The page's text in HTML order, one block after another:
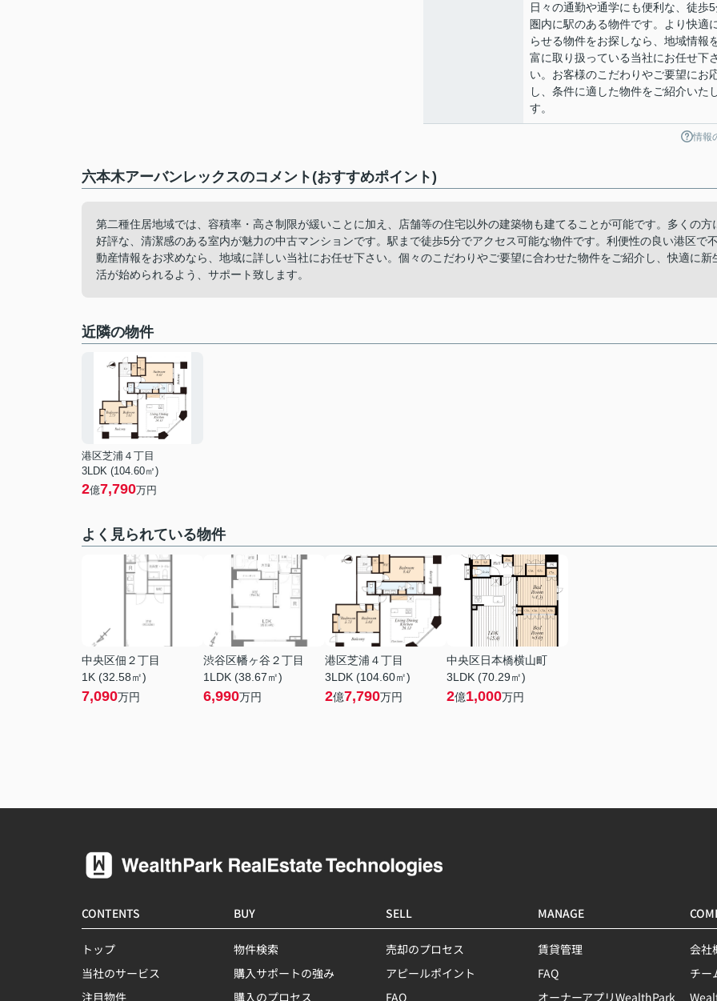
日々の通勤や通学にも便利な、徒歩
圏内に駅のある物件です。より快適
らせる物件をお探しなら、地域情報
富に取り扱っている当社にお任せ下
い。お客様のこだわりやご要望にお
し、条件に適した物件をご紹介いた
す。
情報
六本木アーバンレックスのコメント(おすすめポイント)
第二種住居地域では、容積率・高さ制限が緩いことに加え、店舗等の住宅以外の建築物も建てることが可能です。多くの方
好評な、清潔感のある室内が魅力の中古マンションです。駅まで徒歩5分でアクセス可能な物件です。利便性の良い港区で
動産情報をお求めなら、地域に詳しい当社にお任せ下さい。個々のこだわりやご要望に合わせた物件をご紹介し、快適に新
活が始められるよう、サポート致します。
近隣の物件
港区芝浦４丁目
3LDK (104.60㎡)
2億7,790万円
よく見られている物件
中央区佃２丁目
1K (32.58㎡)
7,090万円
渋谷区幡ヶ谷２丁目
1LDK (38.67㎡)
6,990万円
港区芝浦４丁目
3LDK (104.60㎡)
2億7,790万円
中央区日本橋横山町
3LDK (70.29㎡)
2億1,000万円
CONTENTS
トップ
当社のサービス
注目物件
BUY
物件検索
購入サポートの強み
購入のプロセス
SELL
売却のプロセス
アピールポイント
FAQ
MANAGE
賃貸管理
FAQ
オーナーアプリWealthPark
会社
チー